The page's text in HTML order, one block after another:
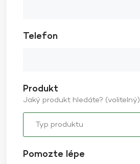
Telefon
Produkt
Jaký produkt hledáte? (volitelný)
Pomozte lépe